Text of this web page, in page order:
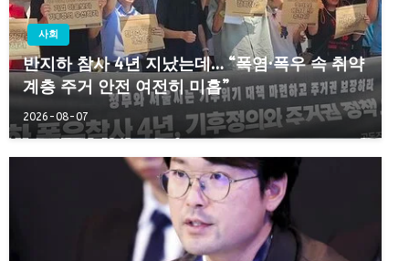
사회
반지하 참사 4년 지났는데… “폭염·폭우 속 취약
계층 주거 안전 여전히 미흡”
2026-08-07